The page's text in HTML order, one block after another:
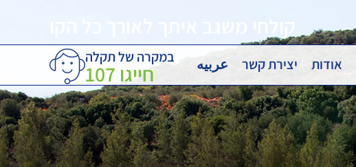
אודות יצירת קשר عربيه במקרה של תקלה
חייגו 107
קולחי משגב איתך לאורך כל הקו